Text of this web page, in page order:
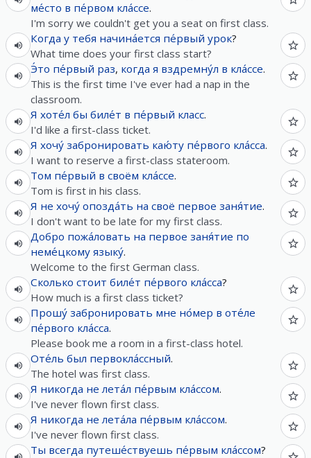
ме́сто в пе́рвом кла́ссе.
I'm sorry we couldn't get you a seat on first class.
Когда у тебя начина́ется пе́рвый урок?
What time does your first class start?
Э́то пе́рвый раз, когда я вздремну́л в кла́ссе.
This is the first time I've ever had a nap in the
classroom.
Я хоте́л бы биле́т в пе́рвый класс.
I'd like a first-class ticket.
Я хочу́ забронировать каю́ту пе́рвого кла́сса.
I want to reserve a first-class stateroom.
Том пе́рвый в своём кла́ссе.
Tom is first in his class.
Я не хочу́ опозда́ть на своё первое заня́тие.
I don't want to be late for my first class.
Добро пожа́ловать на первое заня́тие по
неме́цкому языку́.
Welcome to the first German class.
Сколько стоит биле́т пе́рвого кла́сса?
How much is a first class ticket?
Прошу́ забронировать мне но́мер в оте́ле
пе́рвого кла́сса.
Please book me a room in a first-class hotel.
Оте́ль был первокла́ссный.
The hotel was first class.
Я никогда не лета́л пе́рвым кла́ссом.
I've never flown first class.
Я никогда не лета́ла пе́рвым кла́ссом.
I've never flown first class.
Ты всегда путеше́ствуешь пе́рвым кла́ссом?